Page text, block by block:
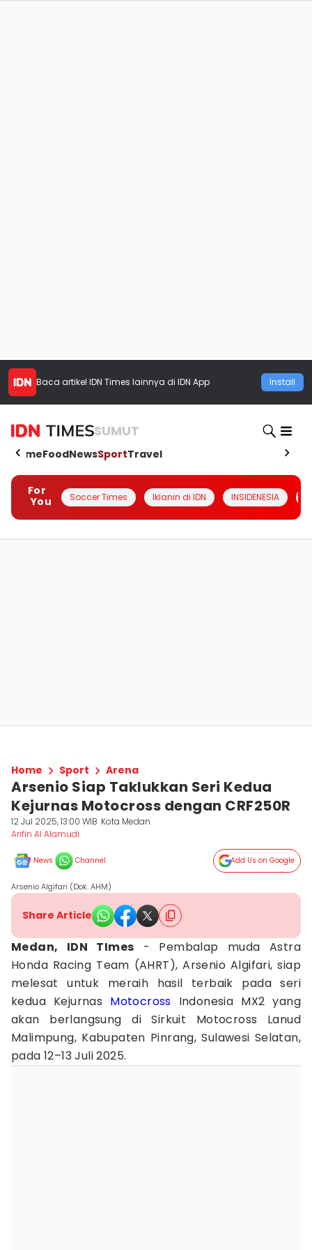
Baca artikel IDN Times lainnya di IDN App Install
SUMUT
HomeFoodNewsSportTravel
For
You
Soccer Times Iklanin di IDN INSIDENESIA
Home Sport Arena
Arsenio Siap Taklukkan Seri Kedua
Kejurnas Motocross dengan CRF250R
12 Jul 2025, 13:00 WIB Kota Medan
Arifin Al Alamudi
News Channel Add Us on Google
Arsenio Algifari (Dok. AHM)
Share Article
Medan, IDN TImes - Pembalap muda Astra
Honda Racing Team (AHRT), Arsenio Algifari, siap
melesat untuk meraih hasil terbaik pada seri
kedua Kejurnas Motocross Indonesia MX2 yang
akan berlangsung di Sirkuit Motocross Lanud
Malimpung, Kabupaten Pinrang, Sulawesi Selatan,
pada 12–13 Juli 2025.